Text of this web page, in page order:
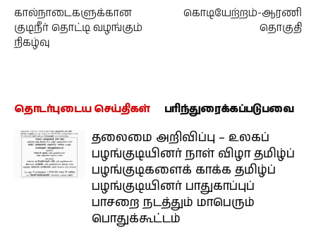
கால்நாடைகளுக்கான
குடிநீர் தொட்டி வழங்கும்
நிகழ்வு
கொடியேற்றம்-ஆரணி
தொகுதி
தொடர்புடைய செய்திகள் பரிந்துரைக்கப்படுபவை
தலைமை அறிவிப்பு – உலகப்
பழங்குடியினர் நாள் விழா தமிழ்ப்
பழங்குடிகளைக் காக்க தமிழ்ப்
பழங்குடியினர் பாதுகாப்புப்
பாசறை நடத்தும் மாபெரும்
பொதுக்கூட்டம்